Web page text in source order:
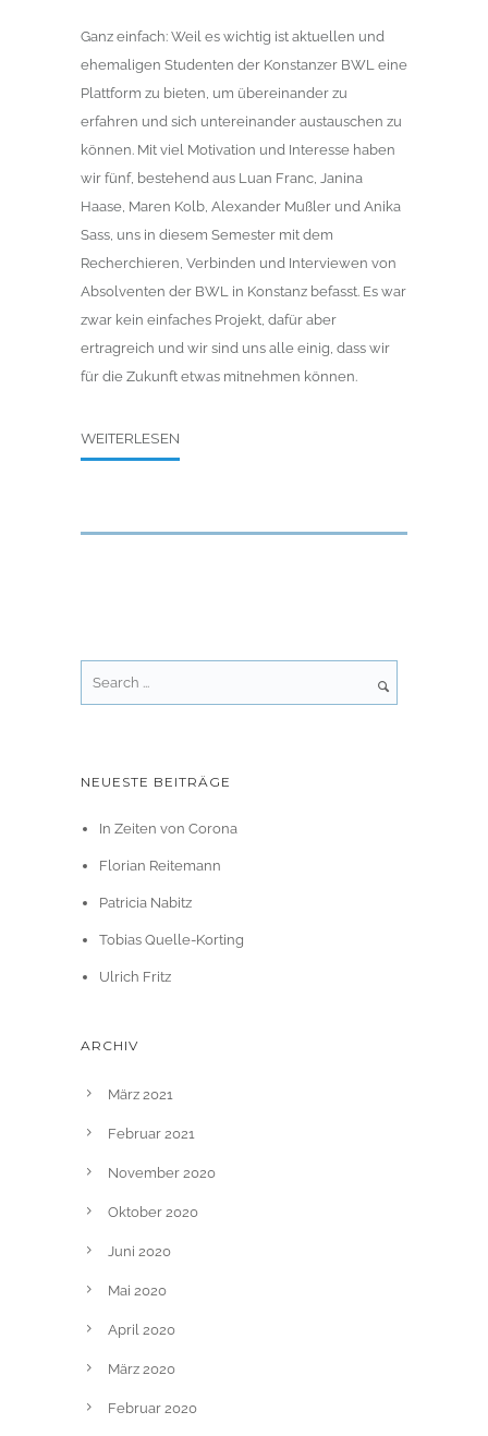
Ganz einfach: Weil es wichtig ist aktuellen und
ehemaligen Studenten der Konstanzer BWL eine
Plattform zu bieten, um übereinander zu
erfahren und sich untereinander austauschen zu
können. Mit viel Motivation und Interesse haben
wir fünf, bestehend aus Luan Franc, Janina
Haase, Maren Kolb, Alexander Mußler und Anika
Sass, uns in diesem Semester mit dem
Recherchieren, Verbinden und Interviewen von
Absolventen der BWL in Konstanz befasst. Es war
zwar kein einfaches Projekt, dafür aber
ertragreich und wir sind uns alle einig, dass wir
für die Zukunft etwas mitnehmen können.
WEITERLESEN
NEUESTE BEITRÄGE
In Zeiten von Corona
Florian Reitemann
Patricia Nabitz
Tobias Quelle-Korting
Ulrich Fritz
ARCHIV
März 2021
Februar 2021
November 2020
Oktober 2020
Juni 2020
Mai 2020
April 2020
März 2020
Februar 2020